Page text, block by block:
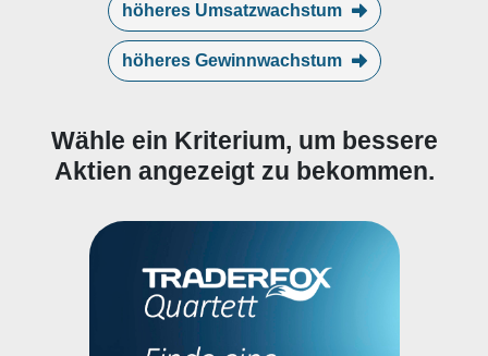
höheres Umsatzwachstum
höheres Gewinnwachstum
Wähle ein Kriterium, um bessere
Aktien angezeigt zu bekommen.